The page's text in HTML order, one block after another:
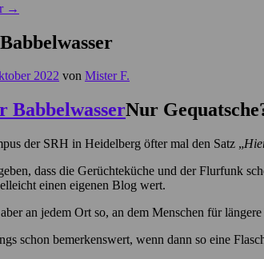
→
2022 von Mister F.
Nur
der SRH in Heidelberg öfter mal den Satz „
dass die Gerüchteküche und der Flurfunk
einen eigenen Blog wert.
an jedem Ort so, an dem Menschen für
schon bemerkenswert, wenn dann so eine